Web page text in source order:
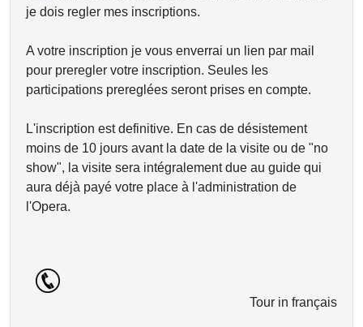
je dois regler mes inscriptions.
A votre inscription je vous enverrai un lien par mail
pour preregler votre inscription. Seules les
participations prereglées seront prises en compte.
L'inscription est definitive. En cas de désistement
moins de 10 jours avant la date de la visite ou de "no
show", la visite sera intégralement due au guide qui
aura déjà payé votre place à l'administration de
l'Opera.
Tour in français